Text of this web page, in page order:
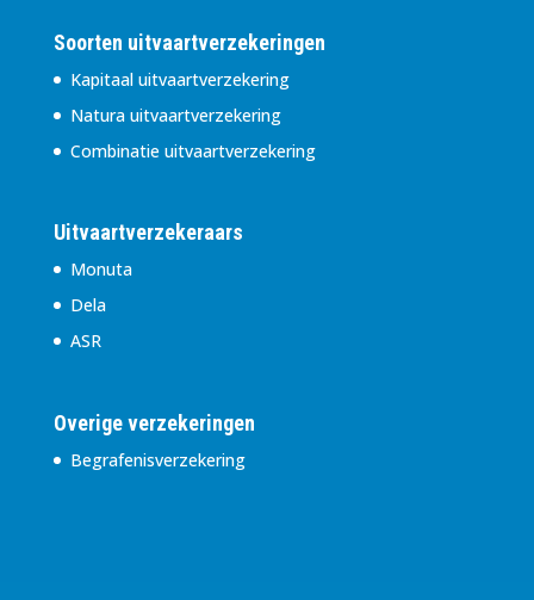
Soorten uitvaartverzekeringen
Kapitaal uitvaartverzekering
Natura uitvaartverzekering
Combinatie uitvaartverzekering
Uitvaartverzekeraars
Monuta
Dela
ASR
Overige verzekeringen
Begrafenisverzekering